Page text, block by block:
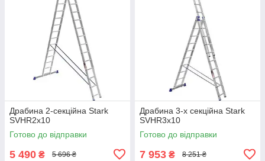
Драбина 2-секційна Stark
SVHR2x10
Готово до відправки
5 490 ₴ 5 696 ₴
Драбина 3-х секційна Stark
SVHR3x10
Готово до відправки
7 953 ₴ 8 251 ₴